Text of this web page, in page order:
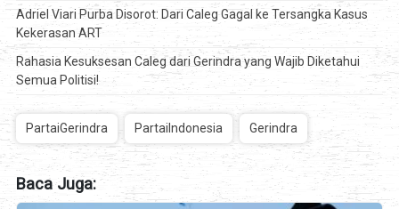
Adriel Viari Purba Disorot: Dari Caleg Gagal ke Tersangka Kasus
Kekerasan ART
Rahasia Kesuksesan Caleg dari Gerindra yang Wajib Diketahui
Semua Politisi!
PartaiGerindra PartaiIndonesia Gerindra
Baca Juga: